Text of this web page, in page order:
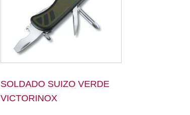
SOLDADO SUIZO VERDE
VICTORINOX